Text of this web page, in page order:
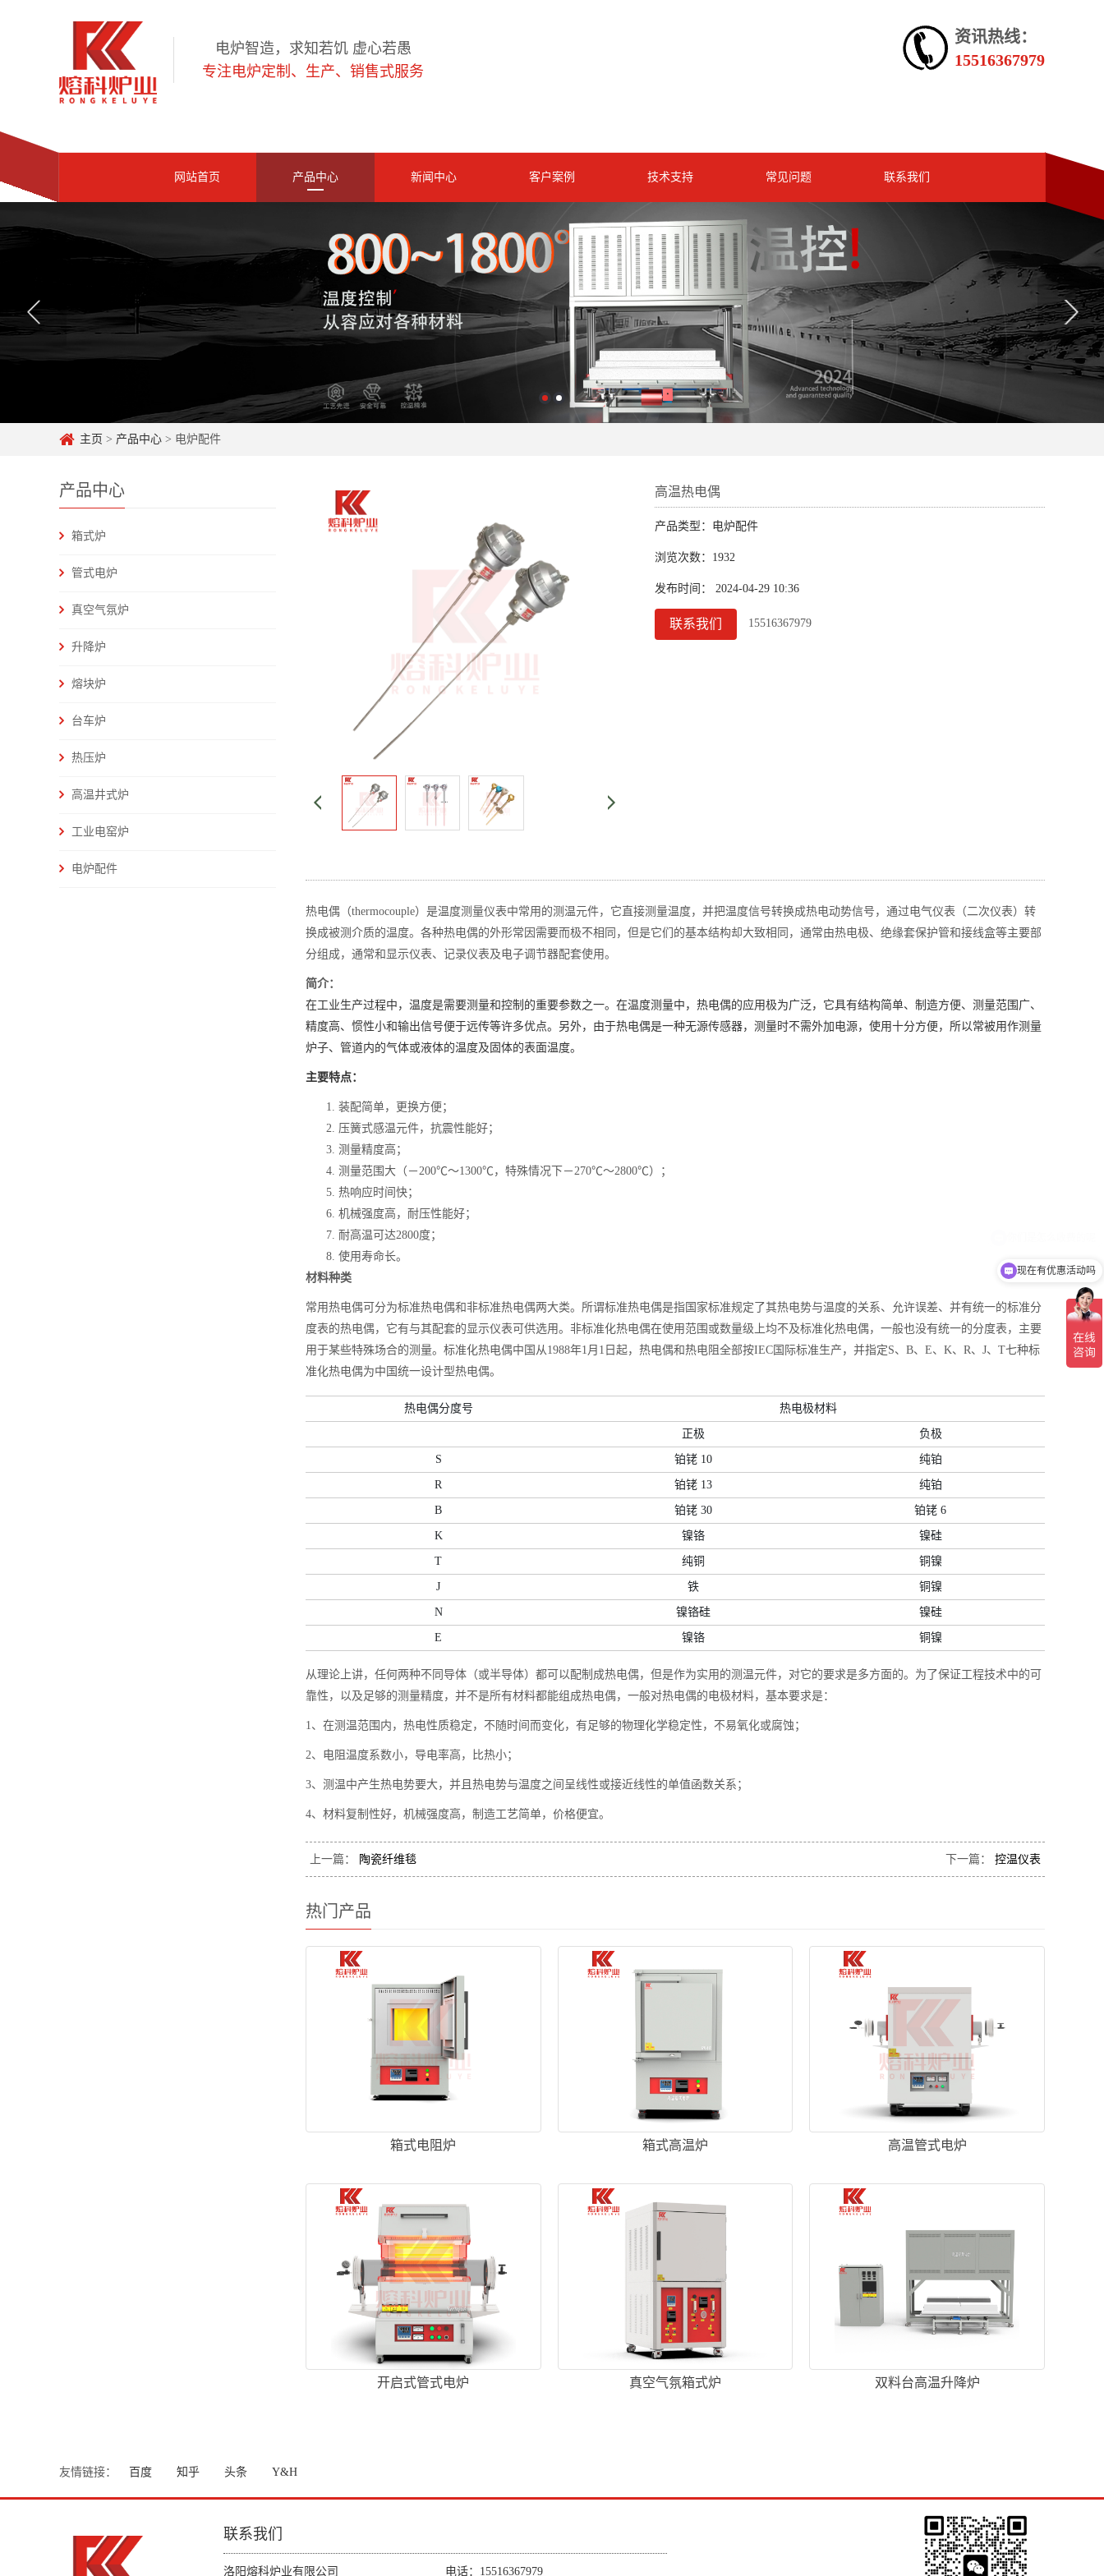
电炉智造，求知若饥 虚心若愚
专注电炉定制、生产、销售式服务
资讯热线：
15516367979
网站首页 产品中心 新闻中心 客户案例 技术支持 常见问题 联系我们
主页 > 产品中心 > 电炉配件
产品中心
箱式炉
管式电炉
真空气氛炉
升降炉
熔块炉
台车炉
热压炉
高温井式炉
工业电窑炉
电炉配件
高温热电偶
产品类型：电炉配件
浏览次数：1932
发布时间： 2024-04-29 10:36
联系我们 15516367979
热电偶（thermocouple）是温度测量仪表中常用的测温元件，它直接测量温度，并把温度信号转换成热电动势信号，通过电气仪表（二次仪表）转
换成被测介质的温度。各种热电偶的外形常因需要而极不相同，但是它们的基本结构却大致相同，通常由热电极、绝缘套保护管和接线盒等主要部
分组成，通常和显示仪表、记录仪表及电子调节器配套使用。
简介：
在工业生产过程中，温度是需要测量和控制的重要参数之一。在温度测量中，热电偶的应用极为广泛，它具有结构简单、制造方便、测量范围广、
精度高、惯性小和输出信号便于远传等许多优点。另外，由于热电偶是一种无源传感器，测量时不需外加电源，使用十分方便，所以常被用作测量
炉子、管道内的气体或液体的温度及固体的表面温度。
主要特点：
装配简单，更换方便；
压簧式感温元件，抗震性能好；
测量精度高；
测量范围大（－200℃～1300℃，特殊情况下－270℃～2800℃）；
热响应时间快；
机械强度高，耐压性能好；
耐高温可达2800度；
使用寿命长。
材料种类
常用热电偶可分为标准热电偶和非标准热电偶两大类。所谓标准热电偶是指国家标准规定了其热电势与温度的关系、允许误差、并有统一的标准分
度表的热电偶，它有与其配套的显示仪表可供选用。非标准化热电偶在使用范围或数量级上均不及标准化热电偶，一般也没有统一的分度表，主要
用于某些特殊场合的测量。标准化热电偶中国从1988年1月1日起，热电偶和热电阻全部按IEC国际标准生产，并指定S、B、E、K、R、J、T七种标
准化热电偶为中国统一设计型热电偶。
热电偶分度号 热电极材料
正极 负极
S 铂铑 10 纯铂
R 铂铑 13 纯铂
B 铂铑 30 铂铑 6
K 镍铬 镍硅
T 纯铜 铜镍
J 铁 铜镍
N 镍铬硅 镍硅
E 镍铬 铜镍
从理论上讲，任何两种不同导体（或半导体）都可以配制成热电偶，但是作为实用的测温元件，对它的要求是多方面的。为了保证工程技术中的可
靠性，以及足够的测量精度，并不是所有材料都能组成热电偶，一般对热电偶的电极材料，基本要求是：
1、在测温范围内，热电性质稳定，不随时间而变化，有足够的物理化学稳定性，不易氧化或腐蚀；
2、电阻温度系数小，导电率高，比热小；
3、测温中产生热电势要大，并且热电势与温度之间呈线性或接近线性的单值函数关系；
4、材料复制性好，机械强度高，制造工艺简单，价格便宜。
上一篇： 陶瓷纤维毯 下一篇： 控温仪表
热门产品
箱式电阻炉 箱式高温炉 高温管式电炉
开启式管式电炉 真空气氛箱式炉 双料台高温升降炉
友情链接： 百度 知乎 头条 Y&H
联系我们
洛阳熔科炉业有限公司 电话：15516367979
现在有优惠活动吗